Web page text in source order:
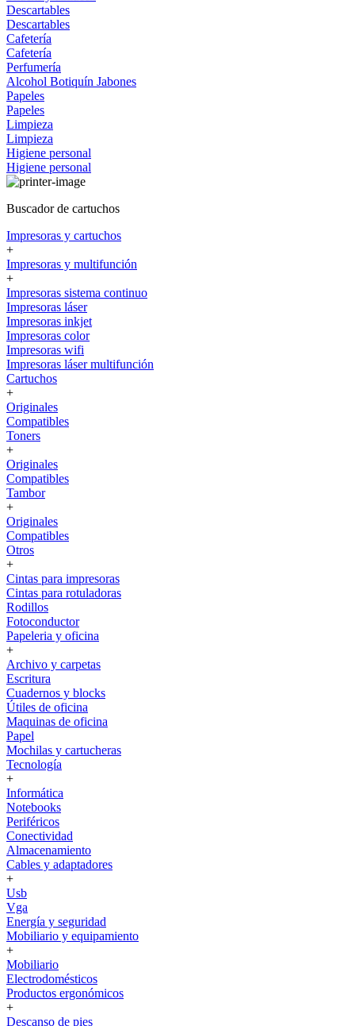
Descartables
Descartables
Cafetería
Cafetería
Perfumería
Alcohol Botiquín Jabones
Papeles
Papeles
Limpieza
Limpieza
Higiene personal
Higiene personal
Buscador de cartuchos
Impresoras y cartuchos
+
Impresoras y multifunción
+
Impresoras sistema continuo
Impresoras láser
Impresoras inkjet
Impresoras color
Impresoras wifi
Impresoras láser multifunción
Cartuchos
+
Originales
Compatibles
Toners
+
Originales
Compatibles
Tambor
+
Originales
Compatibles
Otros
+
Cintas para impresoras
Cintas para rotuladoras
Rodillos
Fotoconductor
Papeleria y oficina
+
Archivo y carpetas
Escritura
Cuadernos y blocks
Útiles de oficina
Maquinas de oficina
Papel
Mochilas y cartucheras
Tecnología
+
Informática
Notebooks
Periféricos
Conectividad
Almacenamiento
Cables y adaptadores
+
Usb
Vga
Energía y seguridad
Mobiliario y equipamiento
+
Mobiliario
Electrodomésticos
Productos ergonómicos
+
Descanso de pies